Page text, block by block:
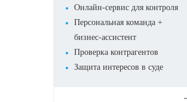
Онлайн-сервис для контроля
Персональная команда +
бизнес-ассистент
Проверка контрагентов
Защита интересов в суде